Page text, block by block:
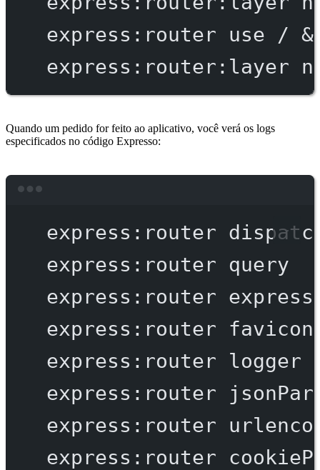
express:router
use / &
express:router:layer
Quando um pedido for feito ao aplicativo, você verá os logs
especificados no código Expresso:
express:router
express:router
query
express:router
express:router
favicon
express:router
logger
express:router
express:router
express:router